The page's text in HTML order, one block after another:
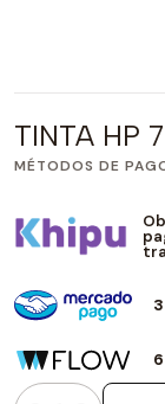
TINTA HP
MÉTODOS DE
3
6